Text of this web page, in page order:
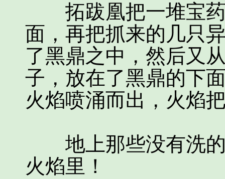
拓跋凰把一堆宝药
面，再把抓来的几只
了黑鼎之中，然后又
子，放在了黑鼎的下
火焰喷涌而出，火焰
地上那些没有洗的
火焰里！